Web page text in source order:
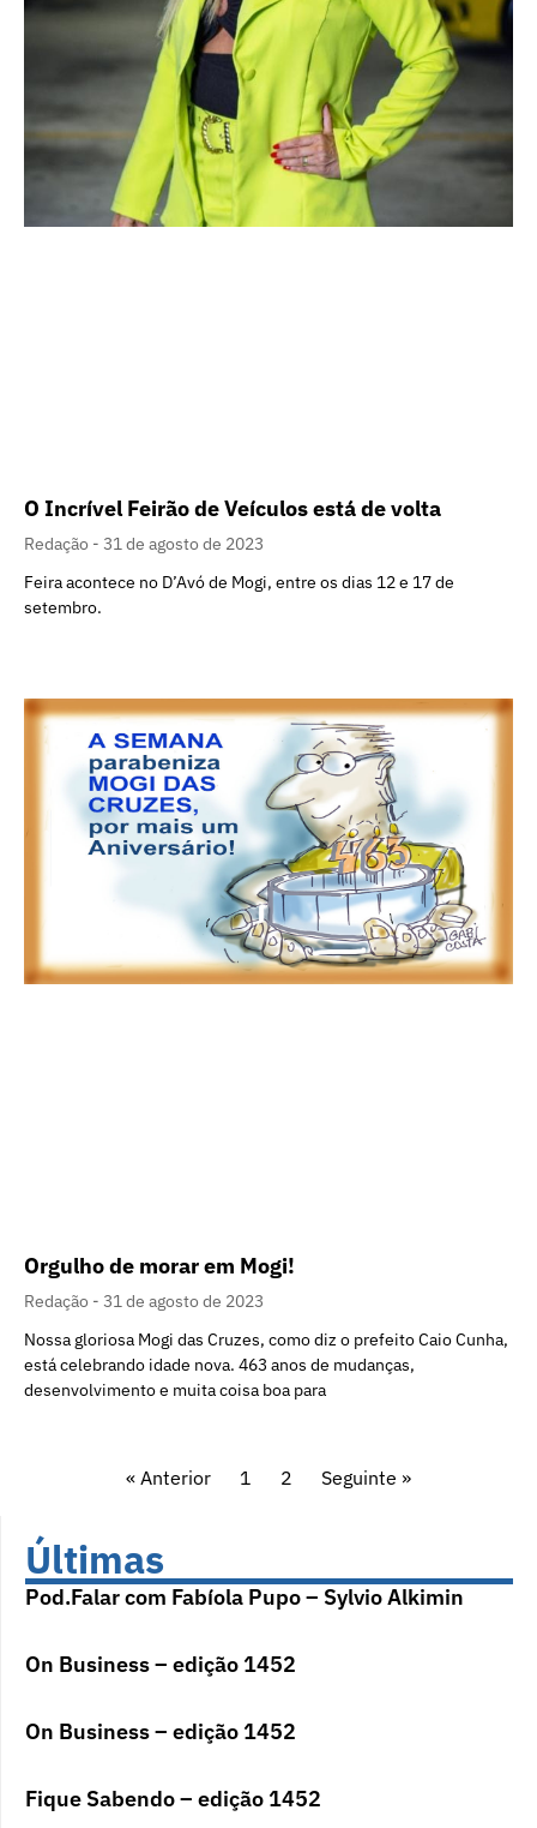
O Incrível Feirão de Veículos está de volta
Redação
31 de agosto de 2023
Feira acontece no D’Avó de Mogi, entre os dias 12 e 17 de
setembro.
Orgulho de morar em Mogi!
Redação
31 de agosto de 2023
Nossa gloriosa Mogi das Cruzes, como diz o prefeito Caio Cunha,
está celebrando idade nova. 463 anos de mudanças,
desenvolvimento e muita coisa boa para
« Anterior 1 2 Seguinte »
Últimas
Pod.Falar com Fabíola Pupo – Sylvio Alkimin
On Business – edição 1452
On Business – edição 1452
Fique Sabendo – edição 1452